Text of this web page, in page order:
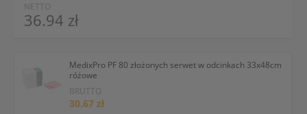
NETTO
36.94 zł
MedixPro PF 80 złożonych serwet w odcinkach 33x48cm
różowe
BRUTTO
30.67 zł